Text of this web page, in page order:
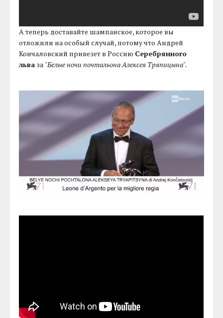
А теперь доставайте шампанское, которое вы
отложили на особый случай, потому что Андрей
Кончаловский привезет в Россию Серебрянного
льва за "Белые ночи почтальона Алексея Тряпицына".